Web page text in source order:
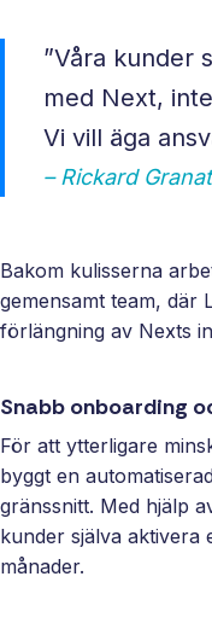
”Våra kunder
med Next,
Vi vill äga
– Rickard
Bakom kulisserna
gemensamt team, där
förlängning av Nexts
Snabb onboarding
För att ytterligare
byggt en
gränssnitt. Med hjälp
kunder själva aktivera
månader.